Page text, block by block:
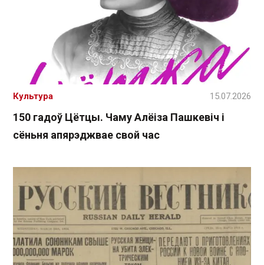
150 гадоў Цётцы. Чаму Алёіза Пашкевіч і
сёньня апярэджвае свой час
Культура 15.07.2026